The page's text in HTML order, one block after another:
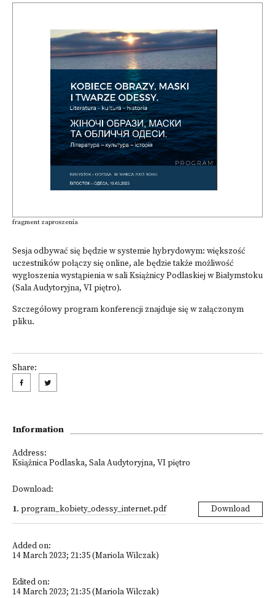
fragment zaproszenia
Sesja odbywać się będzie w systemie hybrydowym: większość
uczestników połączy się online, ale będzie także możliwość
wygłoszenia wystąpienia w sali Książnicy Podlaskiej w Białymstoku
(Sala Audytoryjna, VI piętro).
Szczegółowy program konferencji znajduje się w załączonym
pliku.
Share:
Information
Address:
Książnica Podlaska, Sala Audytoryjna, VI piętro
Download:
1. program_kobiety_odessy_internet.pdf Download
Added on:
14 March 2023; 21:35 (Mariola Wilczak)
Edited on:
14 March 2023; 21:35 (Mariola Wilczak)